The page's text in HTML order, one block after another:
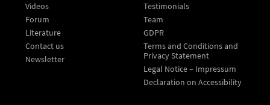
Videos
Forum
Literature
Contact us
Newsletter
Testimonials
Team
GDPR
Terms and Conditions and
Privacy Statement
Legal Notice – Impressum
Declaration on Accessibility